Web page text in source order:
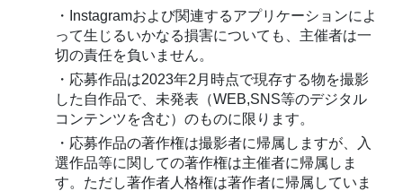
・Instagramおよび関連するアプリケーションによ
って生じるいかなる損害についても、主催者は一
切の責任を負いません。
・応募作品は2023年2月時点で現存する物を撮影
した自作品で、未発表（WEB,SNS等のデジタル
コンテンツを含む）のものに限ります。
・応募作品の著作権は撮影者に帰属しますが、入
選作品等に関しての著作権は主催者に帰属しま
す。ただし著作者人格権は著作者に帰属していま